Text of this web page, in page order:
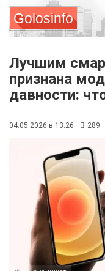
Golosinfo
Лучшим
признана
давности:
04.05.2026 в 13:26 289